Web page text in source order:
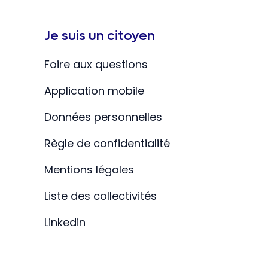
Je suis un citoyen
Foire aux questions
Application mobile
Données personnelles
Règle de confidentialité
Mentions légales
Liste des collectivités
Linkedin